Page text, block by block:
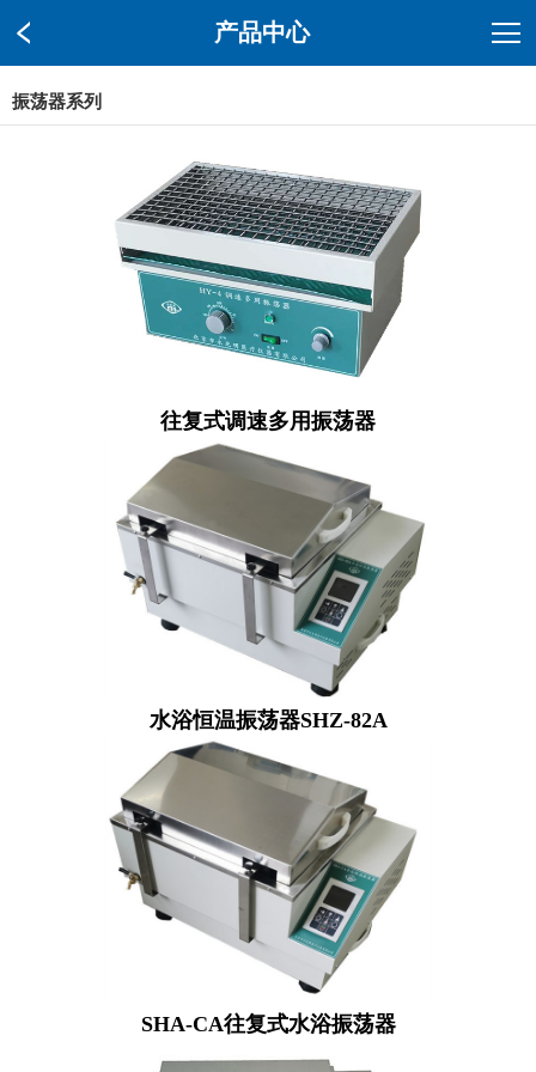
产品中心
振荡器系列
往复式调速多用振荡器
水浴恒温振荡器SHZ-82A
SHA-CA往复式水浴振荡器